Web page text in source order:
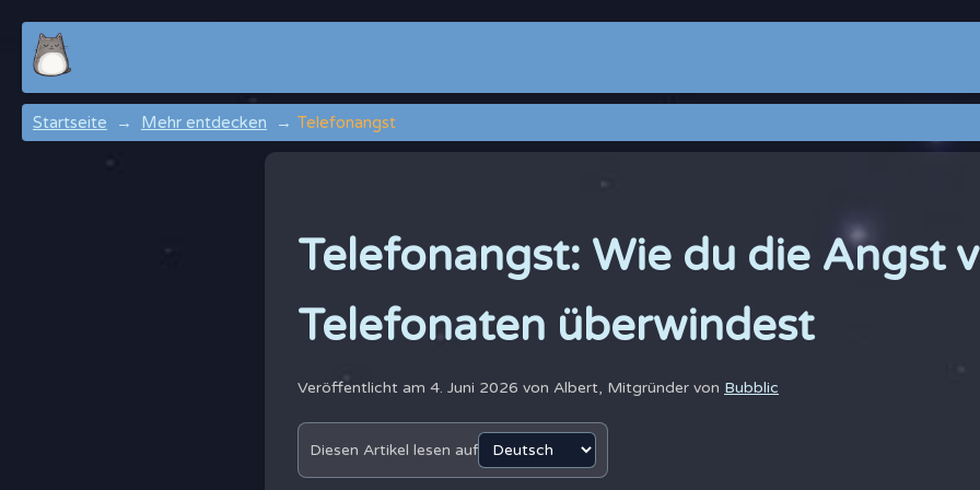
Startseite Mehr entdecken Telefonangst
Telefonangst: Wie du die Angst
Telefonaten überwindest
Veröffentlicht am 4. Juni 2026 von Albert, Mitgründer von Bubblic
Diesen Artikel lesen auf